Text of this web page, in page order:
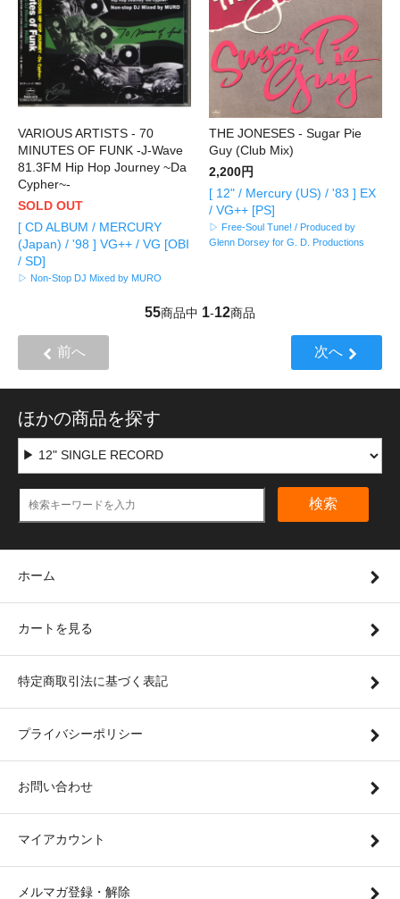
VARIOUS ARTISTS - 70
MINUTES OF FUNK -J-Wave
81.3FM Hip Hop Journey ~Da
Cypher~-
SOLD OUT
[ CD ALBUM / MERCURY
(Japan) / '98 ] VG++ / VG [OBI
/ SD]
▷ Non-Stop DJ Mixed by MURO
THE JONESES - Sugar Pie
Guy (Club Mix)
2,200円
[ 12" / Mercury (US) / '83 ] EX
/ VG++ [PS]
▷ Free-Soul Tune! / Produced by
Glenn Dorsey for G. D. Productions
55商品中 1-12商品
前へ 次へ
ほかの商品を探す
検索
ホーム
カートを見る
特定商取引法に基づく表記
プライバシーポリシー
お問い合わせ
マイアカウント
メルマガ登録・解除